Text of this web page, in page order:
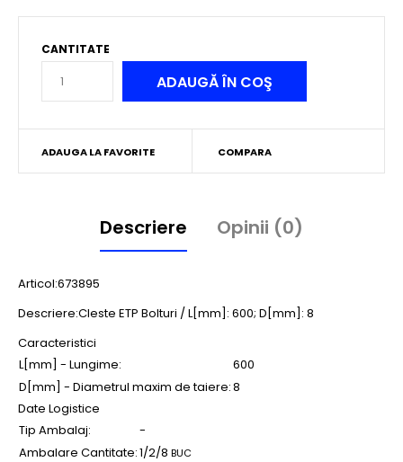
CANTITATE
ADAUGA LA FAVORITE COMPARA
Descriere Opinii (0)
Articol:673895
Descriere:Cleste ETP Bolturi / L[mm]: 600; D[mm]: 8
Caracteristici
L[mm] - Lungime:
600
D[mm] - Diametrul maxim de taiere:8
Date Logistice
Tip Ambalaj:
-
Ambalare Cantitate:1/2/8 BUC